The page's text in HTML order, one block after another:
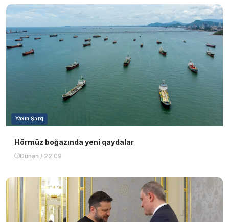
Yaxın Şərq
Hörmüz boğazında yeni qaydalar
Dünən / 22:09